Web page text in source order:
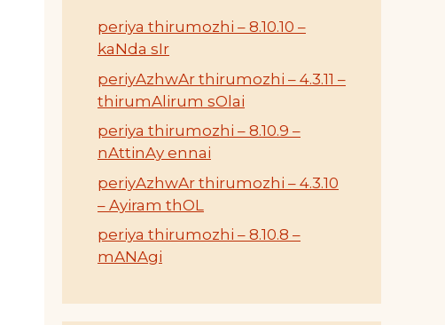
periya thirumozhi – 8.10.10 –
kaNda sIr
periyAzhwAr thirumozhi – 4.3.11 –
thirumAlirum sOlai
periya thirumozhi – 8.10.9 –
nAttinAy ennai
periyAzhwAr thirumozhi – 4.3.10
– Ayiram thOL
periya thirumozhi – 8.10.8 –
mANAgi